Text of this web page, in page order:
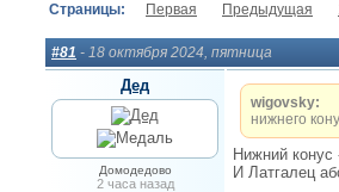
Страницы: Первая Предыдущая
#81 - 18 октября 2024, пятница
Дед
Домодедово
2 часа назад
wigovsky:
нижнего
Нижний конус
И Латгалец